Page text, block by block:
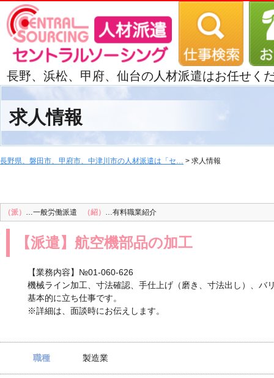
長野、浜松、甲府、仙台の人材派遣はお任せく
求人情報
長野県、磐田市、甲府市、中津川市の人材派遣は「セ… > 求人情報
（派） …一般労働派遣 （紹） …有料職業紹介
【派遣】航空機部品の加工
【業務内容】№01-060-626
機械ライン加工、寸法確認、手仕上げ（磨き、寸法出し）、バ
基本的に立ち仕事です。
※詳細は、面談時にお伝えします。
職種 製造業